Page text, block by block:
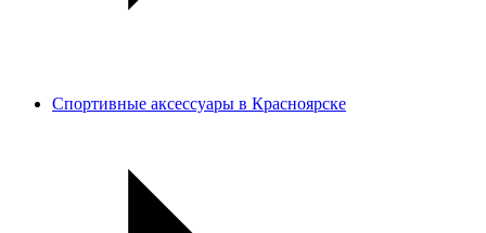
Спортивные аксессуары в Красноярске